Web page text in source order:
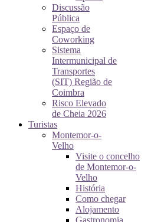
Discussão
Pública
Espaço de
Coworking
Sistema
Intermunicipal de
Transportes
(SIT) Região de
Coimbra
Risco Elevado
de Cheia 2026
Turistas
Montemor-o-
Velho
Visite o concelho
de Montemor-o-
Velho
História
Como chegar
Alojamento
Gastronomia